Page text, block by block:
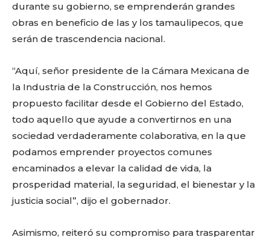
durante su gobierno, se emprenderán grandes
obras en beneficio de las y los tamaulipecos, que
serán de trascendencia nacional.
“Aquí, señor presidente de la Cámara Mexicana de
la Industria de la Construcción, nos hemos
propuesto facilitar desde el Gobierno del Estado,
todo aquello que ayude a convertirnos en una
sociedad verdaderamente colaborativa, en la que
podamos emprender proyectos comunes
encaminados a elevar la calidad de vida, la
prosperidad material, la seguridad, el bienestar y la
justicia social”, dijo el gobernador.
Asimismo, reiteró su compromiso para trasparentar